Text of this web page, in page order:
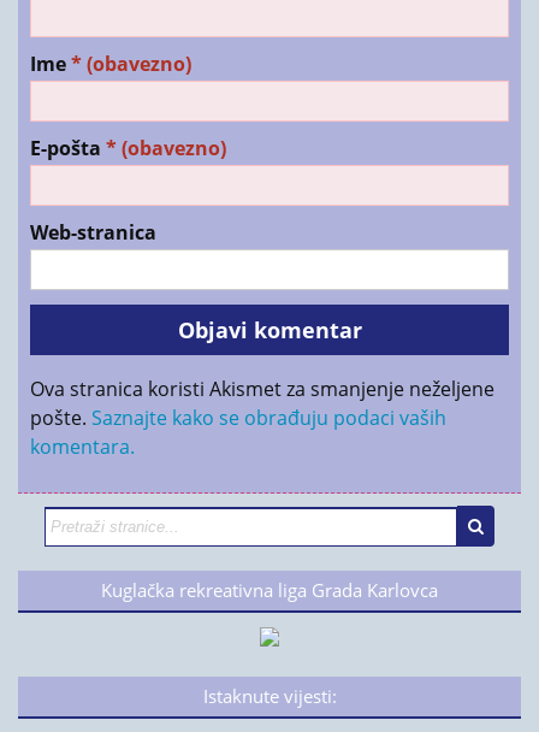
Ime* (obavezno)
E-pošta * (obavezno)
Web-stranica
Ova stranica koristi Akismet za smanjenje neželjene
pošte. Saznajte kako se obrađuju podaci vaših
komentara.
Kuglačka rekreativna liga Grada Karlovca
Istaknute vijesti: